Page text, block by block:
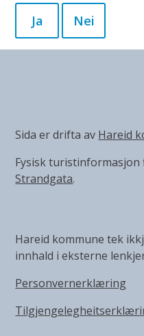
Ja Nei
Sida er drifta av Hareid
Fysisk
Strandgata.
Hareid kommune tek
innhald i eksterne
Personvernerklæring